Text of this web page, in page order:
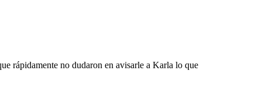
rápidamente no dudaron en avisarle a Karla lo que